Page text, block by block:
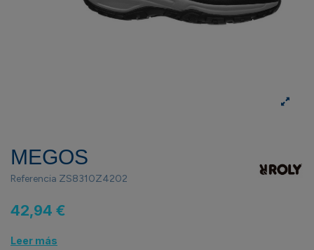
MEGOS
Referencia ZS8310Z4202
42,94 €
Leer más